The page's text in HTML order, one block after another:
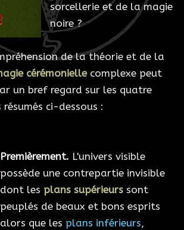
sorcellerie et de la magie
noire ?
de la théorie et de la
cérémoniellecomplexe peut
un bref regard sur les quatre
ci-dessous :
Premièrement. L'univers visible
possède une contrepartie invisible
dont les plans supérieurs sont
peuplés de beaux et bons esprits
alors que les plans inférieurs,